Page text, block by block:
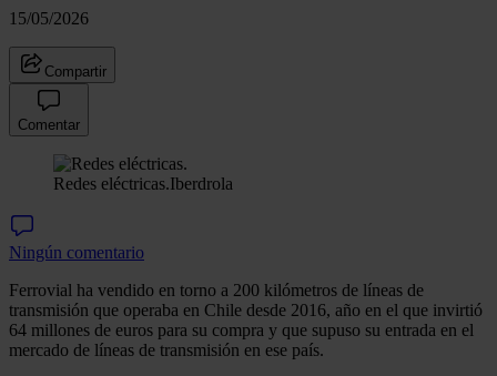
15/05/2026
Compartir
Comentar
Redes eléctricas.Iberdrola
Ningún comentario
Ferrovial ha vendido en torno a 200 kilómetros de líneas de
transmisión que operaba en Chile desde 2016, año en el que invirtió
64 millones de euros para su compra y que supuso su entrada en el
mercado de líneas de transmisión en ese país.